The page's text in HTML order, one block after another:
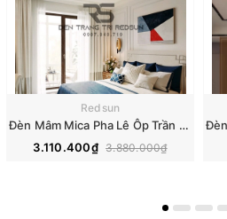
Redsun
Đèn Mâm Mica Pha Lê Ôp Trần Phòng Khách Hiện Đại MKPL-08
3.110.400₫ 3.880.000₫